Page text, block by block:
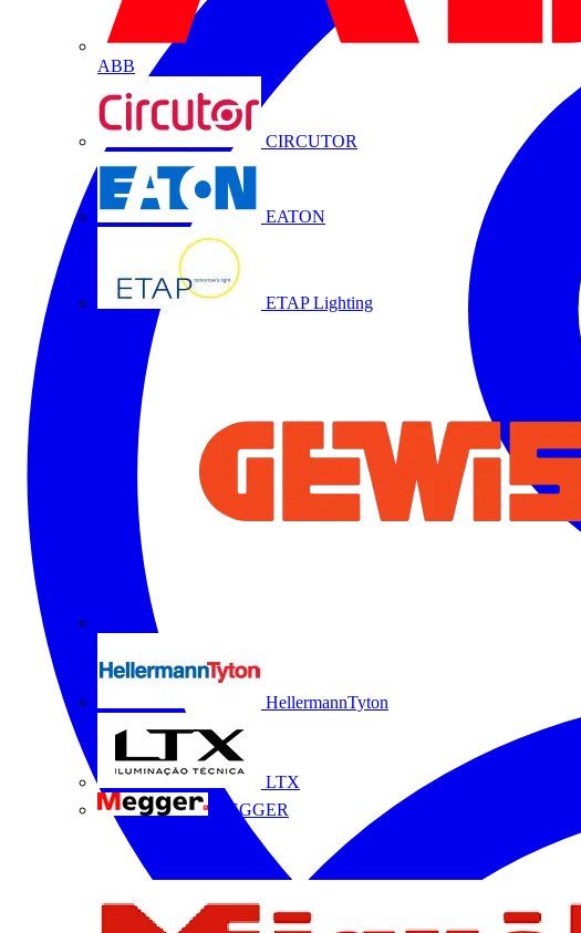
ABB
CIRCUTOR
EATON
ETAP Lighting
HellermannTyton
LTX
MEGGER